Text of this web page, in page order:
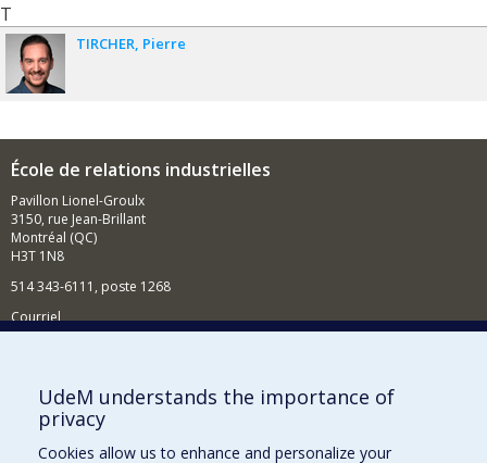
T
TIRCHER Pierre
École de relations industrielles
Pavillon Lionel-Groulx
3150, rue Jean-Brillant
Montréal (QC)
H3T 1N8
514 343-6111, poste 1268
Courriel
Comment soutenir l'École?
BESOIN D'AIDE?
Plan du site
UdeM understands the importance of
privacy
Cookies allow us to enhance and personalize your